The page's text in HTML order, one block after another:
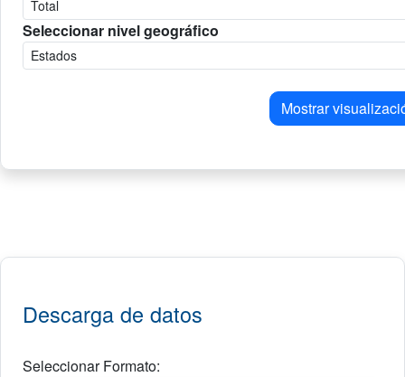
Seleccionar nivel geográfico
Mostrar
Descarga de datos
Seleccionar Formato: